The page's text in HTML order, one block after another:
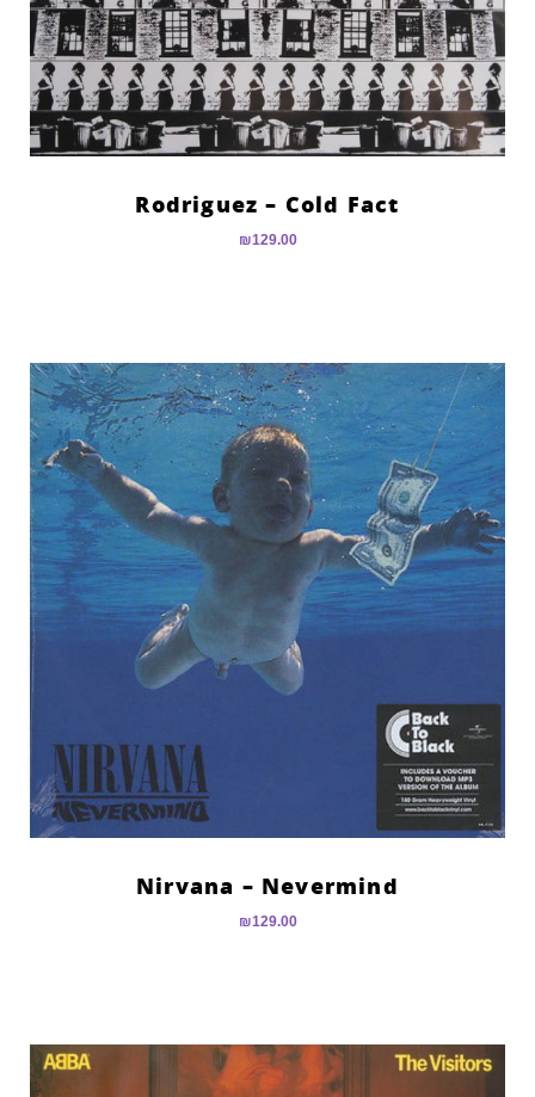
Rodriguez – Cold Fact
₪129.00
Nirvana – Nevermind
₪129.00